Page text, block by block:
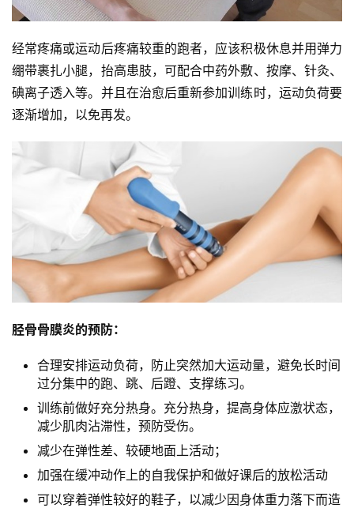
选
运
动
集
经常疼痛或运动后疼痛较重的跑者，应该积极休息并用弹力
绷带裹扎小腿，抬高患肢，可配合中药外敷、按摩、针灸、
碘离子透入等。并且在治愈后重新参加训练时，运动负荷要
逐渐增加，以免再发。
胫骨骨膜炎的预防：
合理安排运动负荷，防止突然加大运动量，避免长时间
过分集中的跑、跳、后蹬、支撑练习。
训练前做好充分热身。充分热身，提高身体应激状态，
减少肌肉沾滞性，预防受伤。
减少在弹性差、较硬地面上活动；
加强在缓冲动作上的自我保护和做好课后的放松活动
可以穿着弹性较好的鞋子，以减少因身体重力落下而造